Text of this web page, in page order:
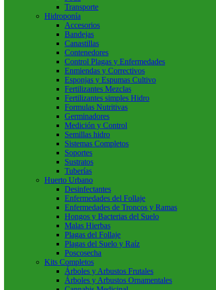
Transporte
Hidroponía
Accesorios
Bandejas
Canastillas
Contenedores
Control Plagas y Enfermedades
Enmiendas y Correctivos
Esponjas y Espumas Cultivo
Fertilizantes Mezclas
Fertilizantes simples Hidro
Formulas Nutritivas
Germinadores
Medición y Control
Semillas hidro
Sistemas Completos
Soportes
Sustratos
Tuberías
Huerto Urbano
Desinfectantes
Enfermedades del Follaje
Enfermedades de Troncos y Ramas
Hongos y Bacterias del Suelo
Malas Hierbas
Plagas del Follaje
Plagas del Suelo y Raíz
Poscosecha
Kits Completos
Árboles y Arbustos Frutales
Árboles y Arbustos Ornamentales